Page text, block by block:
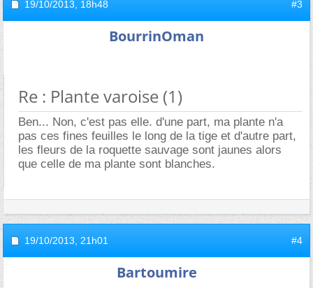
19/10/2013, 18h48 #3
BourrinOman
Re : Plante varoise (1)
Ben... Non, c'est pas elle. d'une part, ma plante n'a
pas ces fines feuilles le long de la tige et d'autre part,
les fleurs de la roquette sauvage sont jaunes alors
que celle de ma plante sont blanches.
19/10/2013, 21h01 #4
Bartoumire